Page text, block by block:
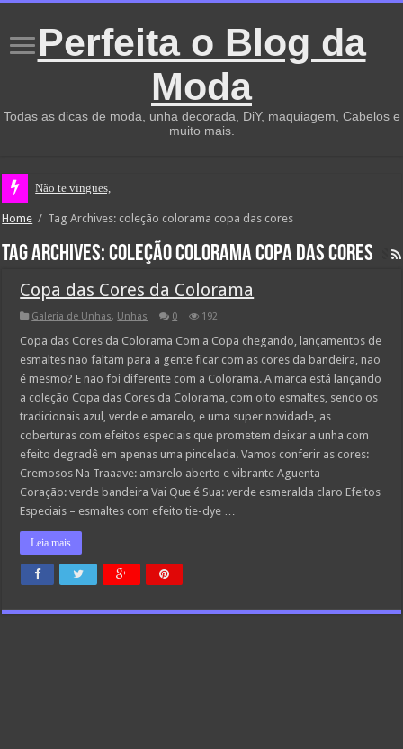
Perfeita o Blog da
Moda
Todas as dicas de moda, unha decorada, DiY, maquiagem, Cabelos e
muito mais.
Não te vingues, dei
Home / Tag Archives: coleção colorama copa das cores
Tag Archives:coleção colorama copa das cores
Copa das Cores da Colorama
Galeria de Unhas, Unhas 0 192
Copa das Cores da Colorama Com a Copa chegando, lançamentos de
esmaltes não faltam para a gente ficar com as cores da bandeira, não
é mesmo? E não foi diferente com a Colorama. A marca está lançando
a coleção Copa das Cores da Colorama, com oito esmaltes, sendo os
tradicionais azul, verde e amarelo, e uma super novidade, as
coberturas com efeitos especiais que prometem deixar a unha com
efeito degradê em apenas uma pincelada. Vamos conferir as cores:
Cremosos Na Traaave: amarelo aberto e vibrante Aguenta
Coração: verde bandeira Vai Que é Sua: verde esmeralda claro Efeitos
Especiais – esmaltes com efeito tie-dye …
Leia mais